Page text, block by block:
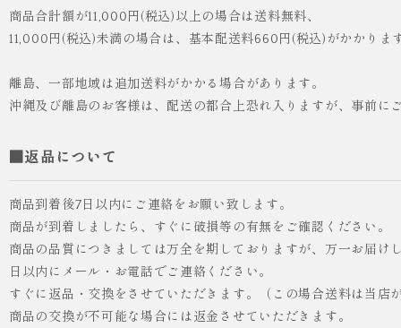
¥55,000（税込）
商品合計額が11,000円(税込)以上の場合は送料無料、
11,000円(税込)未満の場合は、基本配送料660円(税込)がかかりま
離島、一部地域は追加送料がかかる場合があります。
沖縄及び離島のお客様は、配送の都合上恐れ入りますが、事前に
■返品について
商品到着後7日以内にご連絡をお願い致します。
商品が到着しましたら、すぐに破損等の有無をご確認ください。
商品の品質につきましては万全を期しておりますが、万一お届
日以内にメール・お電話でご連絡ください。
すぐに返品・交換をさせていただきます。（この場合送料は当店
商品の交換が不可能な場合には返金させていただきます。